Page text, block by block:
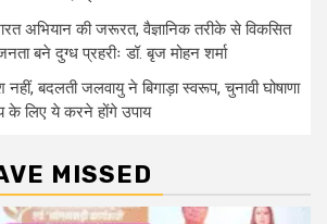
अभियान की जरूरत, वैज्ञानिक तरीके से विकसित
बने दुग्ध प्रहरीः डॉ. बृज मोहन शर्मा
बदलती जलवायु ने बिगाड़ा स्वरूप, चुनावी घोषाणा
के लिए ये करने होंगे उपाय
MISSED